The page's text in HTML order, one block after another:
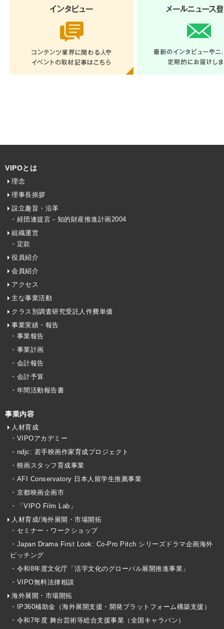
VIPOとは
理念
理事長挨拶
設立趣旨・沿革
・経団連提言－知的財産推進計画2004
組織運営
・定款
役員紹介
会員紹介
アクセス
主な事業活動
クラス別調査研究受託人件費単価
事業実績・報告
・事業報告
・事業計画
・会計報告
・会計予算
・年間活動報告書
事業内容
人材育成
・VIPOアカデミー
・ndjc: 若手映画作家育成プロジェクト
・映画スタッフ育成事業
・AFI Conservatory 日本人留学生推薦事業
・京都映画企画市
・「VIPO Film Lab」
人材育成/海外展開・市場開拓
・セミナー・ワークショップ
・Japan Drama First Look: Co-Pro Pitch シリーズドラマ企画海外
ピッチング
・令和8年度文化庁「活字文化のグローバル展開推進事業」
・VIPO無料法律相談
海外展開・市場開拓
・IP360補助金（海外展開支援・開発プラットフォーム構築支援）
・令和7年度 舞台芸術等総合支援事業（全国キャラバン）